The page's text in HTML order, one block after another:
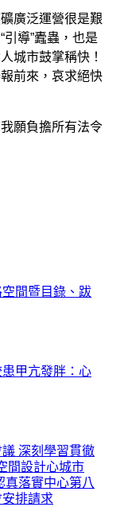
廣泛運營很是艱
導”蠹蟲，也是
城市鼓掌稱快！
前來，哀求絕快
願負擔所有法令
空間暨目錄、跋
甲亢發胖：心
深刻學習貫徹
間設計心城市
真落實中心第八
排請求